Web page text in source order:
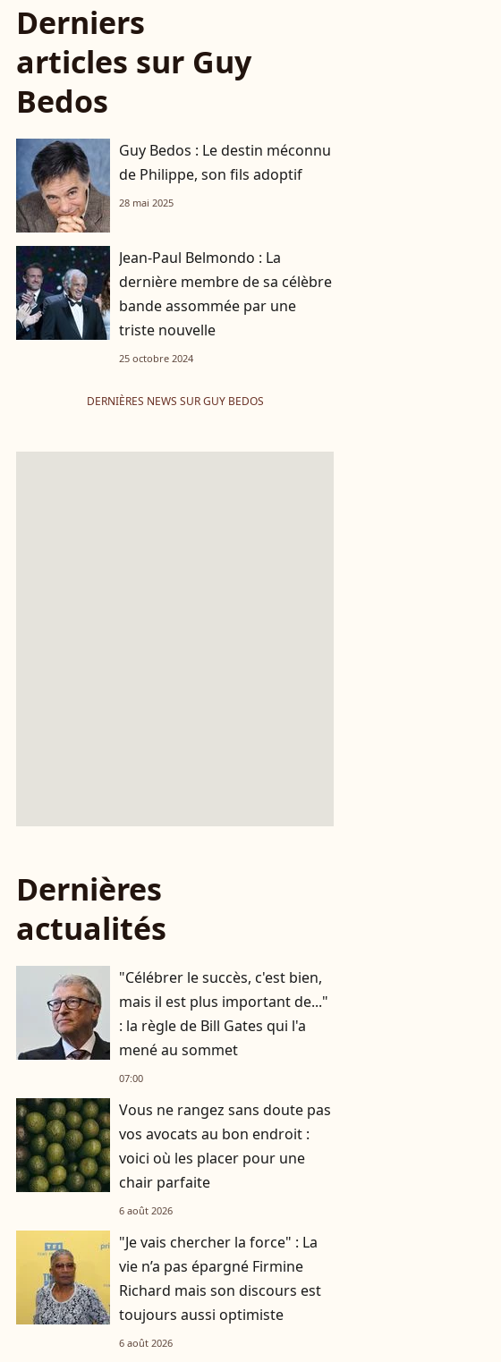
Derniers
articles sur Guy
Bedos
Guy Bedos : Le destin méconnu
de Philippe, son fils adoptif
28 mai 2025
Jean-Paul Belmondo : La
dernière membre de sa célèbre
bande assommée par une
triste nouvelle
25 octobre 2024
DERNIÈRES NEWS SUR GUY BEDOS
Dernières
actualités
"Célébrer le succès, c'est bien,
mais il est plus important de..."
: la règle de Bill Gates qui l'a
mené au sommet
07:00
Vous ne rangez sans doute pas
vos avocats au bon endroit :
voici où les placer pour une
chair parfaite
6 août 2026
"Je vais chercher la force" : La
vie n’a pas épargné Firmine
Richard mais son discours est
toujours aussi optimiste
6 août 2026